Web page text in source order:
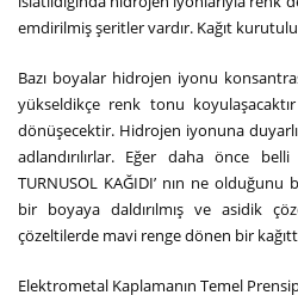
emdirilmiş şeritler vardır. Kağıt
Bazı boyalar hidrojen iyonu
yükseldikçe renk tonu
dönüşecektir. Hidrojen iyonuna
adlandırılırlar. Eğer daha önce
TURNUSOL KAĞIDI’ nın ne
bir boyaya daldırılmış ve asidik
çözeltilerde mavi renge dönen bir
Elektrometal Kaplamanın Temel